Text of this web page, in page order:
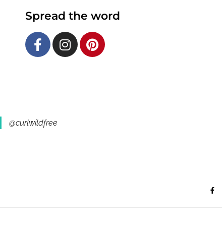
Spread the word
@curlwildfree